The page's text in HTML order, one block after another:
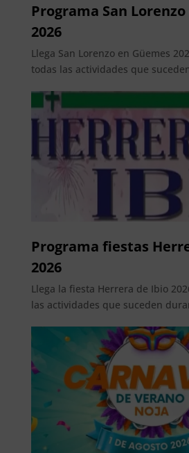
Programa San
2026
Llega San Lorenzo en Güemes
todas las actividades que
Programa fiestas
2026
Llega la fiesta Herrera de Ibio
las actividades que suceden